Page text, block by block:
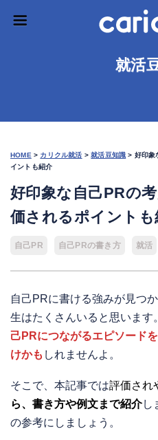
就活
HOME > カリクル就活 >就活豆知識 > 好印象
イントも紹介
好印象な自己PRの
価されるポイントも
自己PR 自己PRの書き方 就活
自己PRに書ける強みが見つ
生はたくさんいると思います
己PRにつながるエピソード
けかも しれませんよ。
そこで、本記事では評価され
ら、書き方や例文まで紹介し
の参考にしましょう。